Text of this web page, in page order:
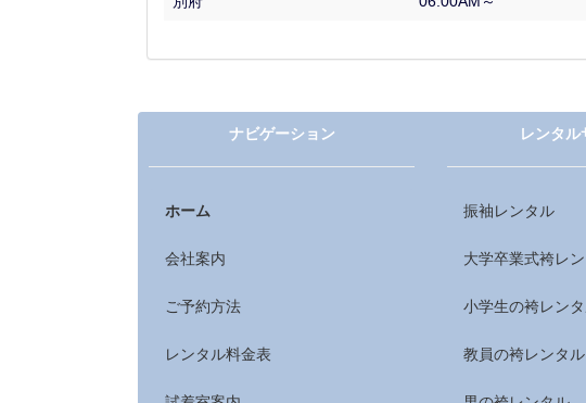
ナビゲーション
ホーム
会社案内
ご予約方法
レンタル料金表
レンタル
振袖レンタル
大学卒業式袴レ
小学生の袴レン
教員の袴レンタル